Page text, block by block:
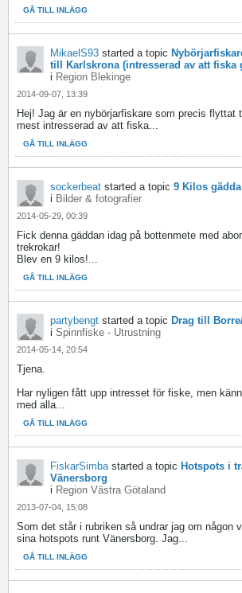
GÅ TILL INLÄGG
MikaelS93 started a topic
till Karlskrona (intresserad av att fiska
i Region Blekinge
2014-09-07, 13:39
Hej! Jag är en nybörjarfiskare som precis flyttat
mest intresserad av att fiska...
GÅ TILL INLÄGG
sockerbeat started a topic 9 Kilos
i Bilder & fotografier
2014-05-29, 00:39
Fick denna gäddan idag på bottenmete med
trekrokar!
Blev en 9 kilos!...
GÅ TILL INLÄGG
partybengt started a topic Drag till
i Spinnfiske - Utrustning
2014-05-14, 20:54
Tjena.
Har nyligen fått upp intresset för fiske, men
med alla...
GÅ TILL INLÄGG
FiskarSimbastarted a topic Hotspots i
Vänersborg
i Region Västra Götaland
2013-07-04, 15:08
Som det står i rubriken så undrar jag om någon
sina hotspots runt Vänersborg. Jag...
GÅ TILL INLÄGG